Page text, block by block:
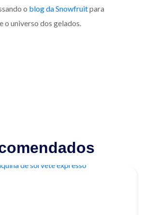
o blog da Snowfruitpara
universo dos gelados.